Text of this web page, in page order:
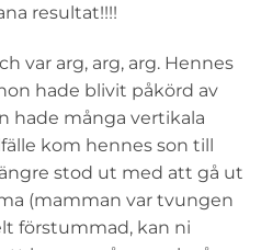
resultat!!!!
var arg, arg, arg. Hennes
hade blivit påkörd av
hade många vertikala
kom hennes son till
stod ut med att gå ut
(mamman var tvungen
förstummad, kan ni